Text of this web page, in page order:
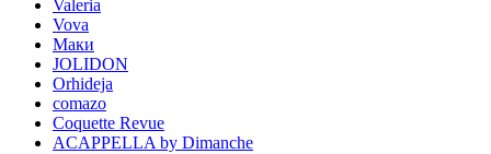
Valeria
Vova
Маки
JOLIDON
Orhideja
comazo
Coquette Revue
ACAPPELLA by Dimanche